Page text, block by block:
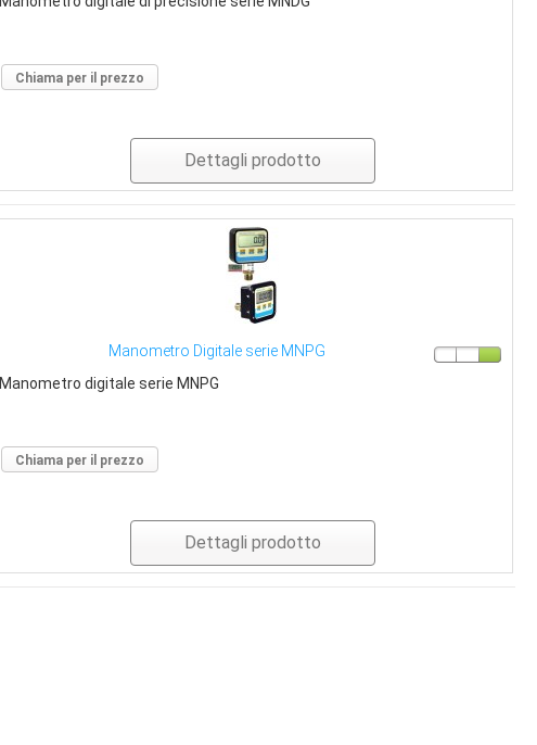
Chiama per il prezzo
Dettagli prodotto
Manometro Digitale serie MNPG
Manometro digitale serie MNPG
Chiama per il prezzo
Dettagli prodotto